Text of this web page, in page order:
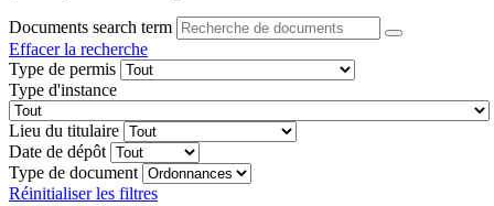
Documents search term
Effacer la recherche
Type de permis
Type d'instance
Lieu du titulaire
Date de dépôt
Type de document
Réinitialiser les filtres